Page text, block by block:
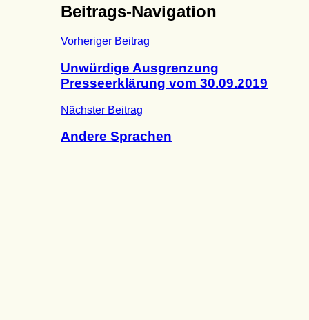
Beitrags-Navigation
Vorheriger Beitrag
Unwürdige Ausgrenzung
Presseerklärung vom 30.09.2019
Nächster Beitrag
Andere Sprachen